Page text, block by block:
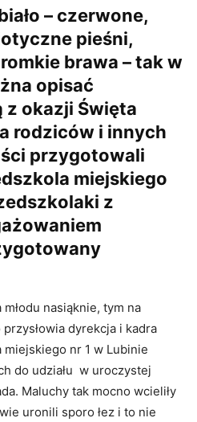
– czerwone,
pieśni,
brawa – tak w
opisać
z okazji Święta
rodziców i innych
przygotowali
miejskiego
z
nasiąknie, tym na
dyrekcja i kadra
nr 1 w Lubinie
do udziału w uroczystej
Maluchy tak mocno wcieliły
uronili sporo łez i to nie